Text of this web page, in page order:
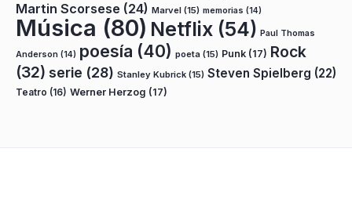
Martin Scorsese (24) Marvel (15) memorias (14)
Música (80) Netflix (54) Paul Thomas
Anderson (14) poesía (40) poeta (15) Punk (17) Rock
(32) serie (28) Stanley Kubrick (15) Steven Spielberg (22)
Teatro (16) Werner Herzog (17)